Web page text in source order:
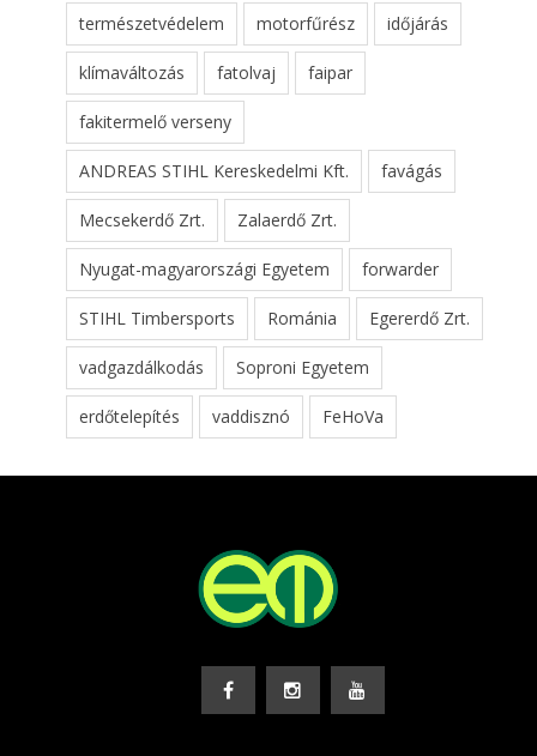
természetvédelem motorfűrész időjárás
klímaváltozás fatolvaj faipar
fakitermelő verseny
ANDREAS STIHL Kereskedelmi Kft. favágás
Mecsekerdő Zrt. Zalaerdő Zrt.
Nyugat-magyarországi Egyetem forwarder
STIHL Timbersports Románia Egererdő Zrt.
vadgazdálkodás Soproni Egyetem
erdőtelepítés vaddisznó FeHoVa